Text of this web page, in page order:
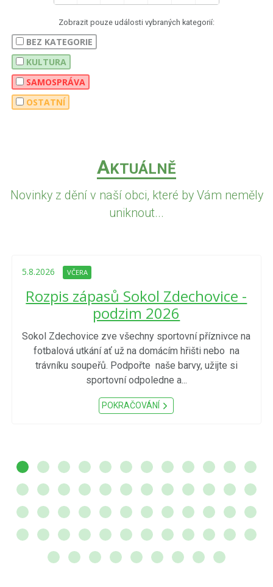
Zobrazit pouze události vybraných kategorií:
BEZ KATEGORIE
KULTURA
SAMOSPRÁVA
OSTATNÍ
AKTUÁLNĚ
Novinky z dění v naší obci, které by Vám neměly
uniknout...
5.8.2026 VČERA
Rozpis zápasů Sokol Zdechovice -
podzim 2026
Sokol Zdechovice zve všechny sportovní příznivce na
fotbalová utkání ať už na domácím hřišti nebo na
trávníku soupeřů. Podpořte naše barvy, užijte si
sportovní odpoledne a...
POKRAČOVÁNÍ